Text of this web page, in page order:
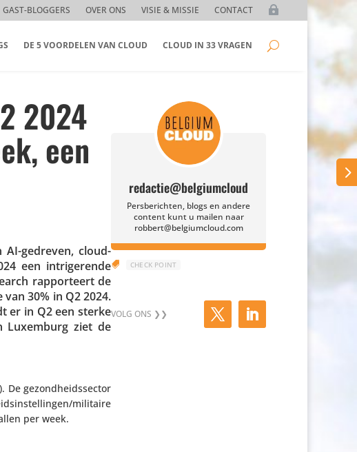
GAST-BLOGGERS OVER ONS VISIE & MISSIE CONTACT
DE 5 VOORDELEN VAN CLOUD CLOUD IN 33 VRAGEN
2024
een
AI-gedreven, cloud-
een intri­ge­rende
rappor­teert de
30% in Q2 2024.
er in Q2 een sterke
Luxemburg ziet de
De gezond­heids­sector
​militaire
per week.
redactie@belgiumcloud
Persberichten, blogs en andere
content kunt u mailen naar
robbert@belgiumcloud.com
 CHECK POINT